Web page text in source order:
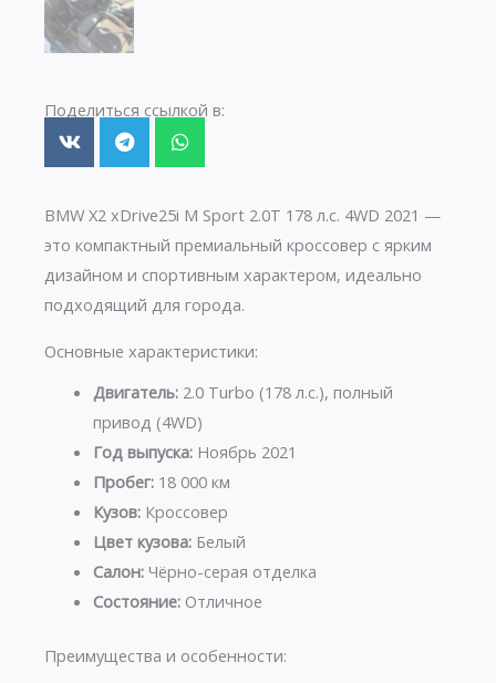
Поделиться ссылкой в:
BMW X2 xDrive25i M Sport 2.0T 178 л.с. 4WD 2021 —
это компактный премиальный кроссовер с ярким
дизайном и спортивным характером, идеально
подходящий для города.
Основные характеристики:
Двигатель:2.0 Turbo (178 л.с.), полный
привод (4WD)
Год выпуска:Ноябрь 2021
Пробег:18 000 км
Кузов:Кроссовер
Цвет кузова:Белый
Салон:Чёрно-серая отделка
Состояние:Отличное
Преимущества и особенности: